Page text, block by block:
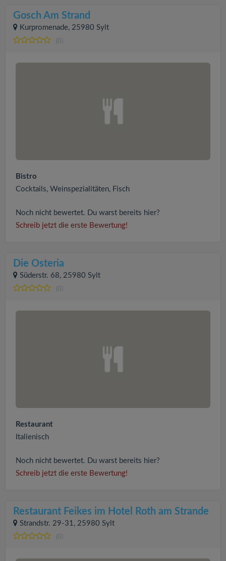
Gosch Am Strand
Kurpromenade, 25980 Sylt
(0)
Bistro
Cocktails, Weinspezialitäten, Fisch
Noch nicht bewertet. Du warst bereits hier?
Schreib jetzt die erste Bewertung!
Die Osteria
Süderstr. 68, 25980 Sylt
(0)
Restaurant
Italienisch
Noch nicht bewertet. Du warst bereits hier?
Schreib jetzt die erste Bewertung!
Restaurant Feikes im Hotel Roth am Strande
Strandstr. 29-31, 25980 Sylt
(0)